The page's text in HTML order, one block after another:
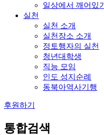
일상에서 깨어있기
실천
실천 소개
실천장소 소개
정토행자의 실천
청년대학생
직능 모임
인도 성지순례
동북아역사기행
후원하기
통합검색